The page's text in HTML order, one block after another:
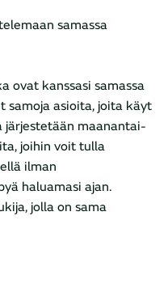
samassa
ovat kanssasi samassa
samoja asioita, joita käyt
järjestetään maanantai-
joihin voit tulla
ilman
haluamasi ajan.
jolla on sama